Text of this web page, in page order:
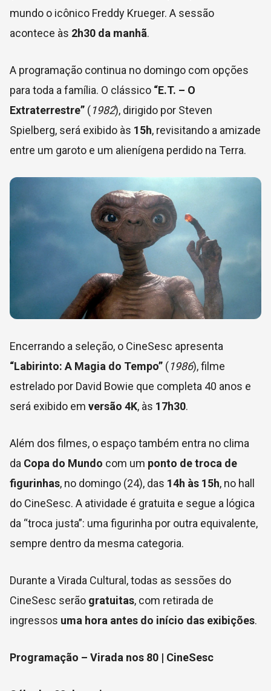
mundo o icônico Freddy Krueger. A sessão
acontece às 2h30 da manhã.
A programação continua no domingo com opções
para toda a família. O clássico “E.T. – O
Extraterrestre” (1982), dirigido por Steven
Spielberg, será exibido às 15h, revisitando a amizade
entre um garoto e um alienígena perdido na Terra.
Encerrando a seleção, o CineSesc apresenta
“Labirinto: A Magia do Tempo” (1986), filme
estrelado por David Bowie que completa 40 anos e
será exibido em versão 4K, às 17h30.
Além dos filmes, o espaço também entra no clima
da Copa do Mundo com um ponto de troca de
figurinhas, no domingo (24), das 14h às 15h, no hall
do CineSesc. A atividade é gratuita e segue a lógica
da “troca justa”: uma figurinha por outra equivalente,
sempre dentro da mesma categoria.
Durante a Virada Cultural, todas as sessões do
CineSesc serão gratuitas, com retirada de
ingressos uma hora antes do início das exibições.
Programação – Virada nos 80 | CineSesc